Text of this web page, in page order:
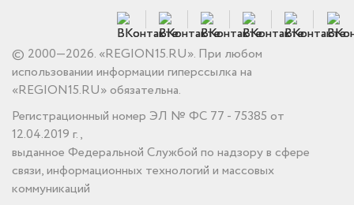
© 2000—2026. «REGION15.RU». При любом
использовании информации гиперссылка на
«REGION15.RU» обязательна.
Регистрационный номер ЭЛ № ФС 77 - 75385 от
12.04.2019 г.,
выданное Федеральной Службой по надзору в сфере
связи, информационных технологий и массовых
коммуникаций